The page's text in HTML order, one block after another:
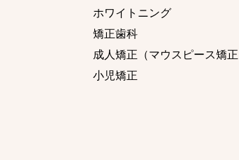
ホワイトニング
矯正歯科
成人矯正（マウスピース矯正
小児矯正